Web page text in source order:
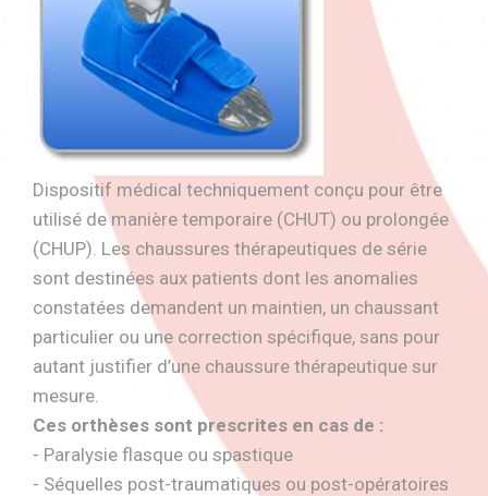
Dispositif médical techniquement conçu pour être
utilisé de manière temporaire (CHUT) ou prolongée
(CHUP). Les chaussures thérapeutiques de série
sont destinées aux patients dont les anomalies
constatées demandent un maintien, un chaussant
particulier ou une correction spécifique, sans pour
autant justifier d’une chaussure thérapeutique sur
mesure.
Ces orthèses sont prescrites en cas de :
- Paralysie flasque ou spastique
- Séquelles post-traumatiques ou post-opératoires